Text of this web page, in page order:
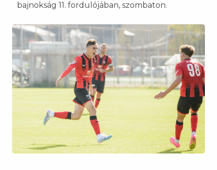
bajnokság 11. fordulójában, szombaton.